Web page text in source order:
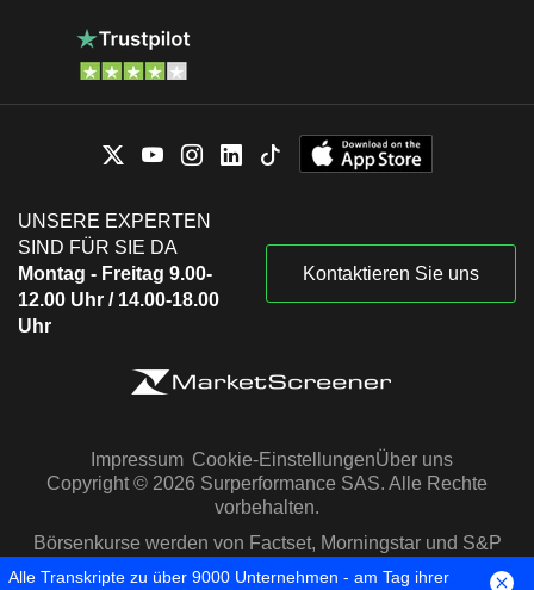
UNSERE EXPERTEN
SIND FÜR SIE DA
Montag - Freitag 9.00-
12.00 Uhr / 14.00-18.00
Uhr
Kontaktieren Sie uns
Impressum Cookie-EinstellungenÜber uns
Copyright © 2026 Surperformance SAS. Alle Rechte
vorbehalten.
Börsenkurse werden von Factset, Morningstar und S&P
Capital IQ zur Verfügung gestellt
Alle Transkripte zu über 9000 Unternehmen - am Tag ihrer